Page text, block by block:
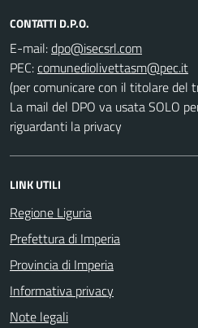
CONTATTI D.P.O.
E-mail:
PEC:
(per comunicare con il titolare del
La mail del DPO va usata SOLO
riguardanti la privacy
LINK UTILI
Regione Liguria
Prefettura di Imperia
Provincia di Imperia
Informativa privacy
Note legali